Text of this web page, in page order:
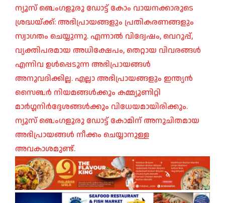
ന്യൂസ് ബെംഗളൂരു ഡോട്ട് കോം വായനക്കാരുടെ
ശ്രദ്ധയ്ക്ക്: അഭിപ്രായങ്ങളും പ്രതികരണങ്ങളും
സ്വാഗതം ചെയ്യുന്നു. എന്നാൽ വിദ്വേഷം, വെറുപ്പ്,
വ്യക്തിപരമായ അധിക്ഷേപം, തെറ്റായ വിവരങ്ങൾ
എന്നിവ ഉൾപ്പെടുന്ന അഭിപ്രായങ്ങൾ
അനുവദിക്കില്ല. എല്ലാ അഭിപ്രായങ്ങളും ഇന്ത്യൻ
സൈബർ നിയമങ്ങൾക്കും കമ്മ്യൂണിറ്റി
മാർഗ്ഗനിർദ്ദേശങ്ങൾക്കും വിധേയമായിരിക്കും.
ന്യൂസ് ബെംഗളൂരു ഡോട്ട് കോമിന് അനുചിതമായ
അഭിപ്രായങ്ങൾ നീക്കം ചെയ്യാനുള്ള
അവകാശമുണ്ട്.